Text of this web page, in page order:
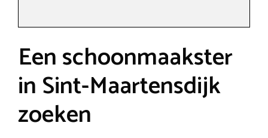
Een schoonmaakster
in Sint-Maartensdijk
zoeken